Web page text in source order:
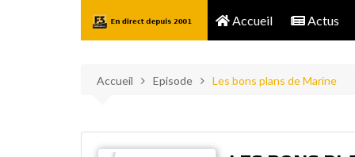
Accueil Actus
Accueil Episode Les bons plans de Marine